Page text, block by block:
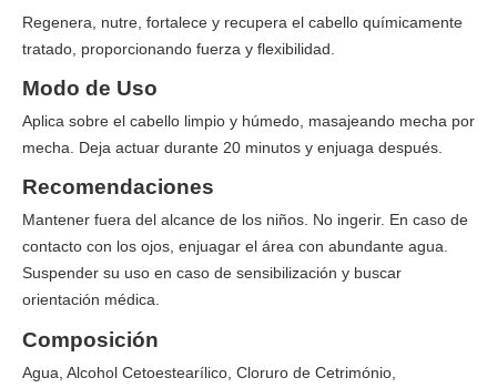
Regenera, nutre, fortalece y recupera el cabello químicamente
tratado, proporcionando fuerza y flexibilidad.
Modo de Uso
Aplica sobre el cabello limpio y húmedo, masajeando mecha por
mecha. Deja actuar durante 20 minutos y enjuaga después.
Recomendaciones
Mantener fuera del alcance de los niños. No ingerir. En caso de
contacto con los ojos, enjuagar el área con abundante agua.
Suspender su uso en caso de sensibilización y buscar
orientación médica.
Composición
Agua, Alcohol Cetoestearílico, Cloruro de Cetrimónio,